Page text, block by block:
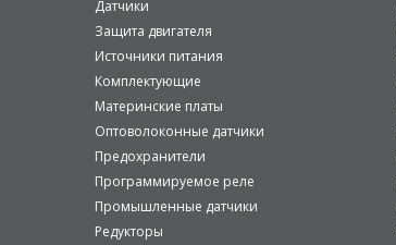
Датчики
Защита двигателя
Источники питания
Комплектующие
Материнские платы
Оптоволоконные датчики
Предохранители
Программируемое реле
Промышленные датчики
Редукторы